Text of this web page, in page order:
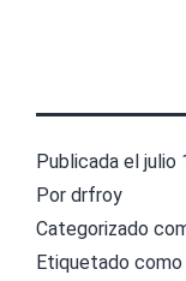
Publicada el julio
Por drfroy
Categorizado
Etiquetado como